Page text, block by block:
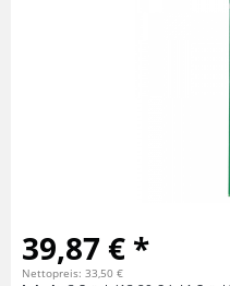
39,87 € *
Nettopreis: 33,50 €